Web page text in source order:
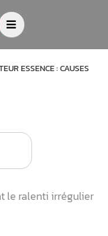
ESSENCE : CAUSES
le ralenti irrégulier